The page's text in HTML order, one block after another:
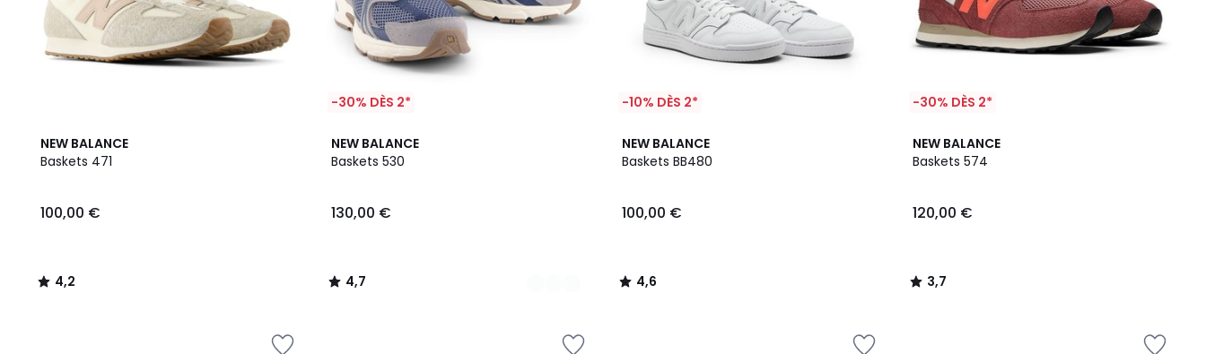
NEW BALANCE
Baskets 471
100,00 €
4,2
/ 5
4,2
/
-30% DÈS 2*
NEW BALANCE
Baskets 530
130,00 €
4,7
/ 5
3
Couleurs
4,7
/
-10% DÈS 2*
NEW BALANCE
Baskets BB480
100,00 €
4,6
/ 5
4,6
/
-30% DÈS 2*
NEW BALANCE
Baskets 574
120,00 €
3,7
/ 5
3,7
/